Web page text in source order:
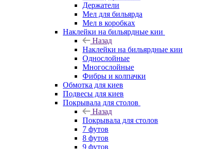
Держатели
Мел для бильярда
Мел в коробках
Наклейки на бильярдные кии
Назад
Наклейки на бильярдные кии
Однослойные
Многослойные
Фибры и колпачки
Обмотка для киев
Подвесы для киев
Покрывала для столов
Назад
Покрывала для столов
7 футов
8 футов
9 футов